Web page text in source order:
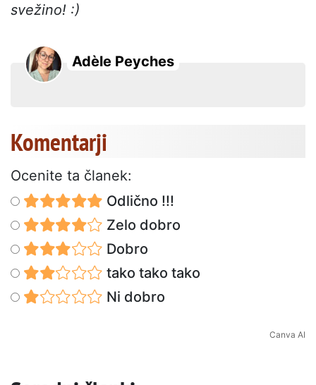
svežino! :)
Adèle Peyches
Komentarji
Ocenite ta članek:
Odlično !!!
Zelo dobro
Dobro
tako tako tako
Ni dobro
Canva AI